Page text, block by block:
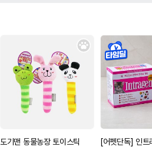
도기맨 동물농장 토이스틱
[어펫단독] 인트